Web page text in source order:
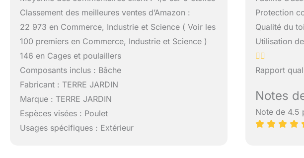
Classement des meilleures ventes d’Amazon :
22 973 en Commerce, Industrie et Science ( Voir les
100 premiers en Commerce, Industrie et Science )
146 en Cages et poulaillers
Composants inclus : Bâche
Fabricant : TERRE JARDIN
Marque : TERRE JARDIN
Espèces visées : Poulet
Usages spécifiques : Extérieur
Protection
Qualité du
Utilisation
Rapport
Notes
Note de 4.5